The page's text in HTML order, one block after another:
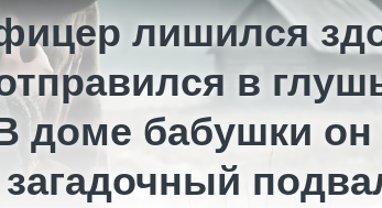
лишился
в
доме бабушки он